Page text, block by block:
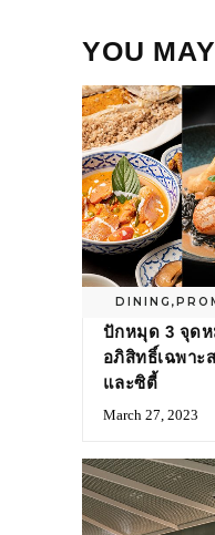
YOU
DINING ,
ปักหมุด 3 จุดห
อภิสิทธิ์เฉพาะ
และซิตี้
March 27, 2023